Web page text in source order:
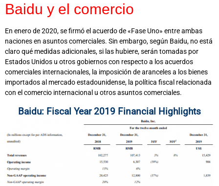
Baidu y el comercio
En enero de 2020, se firmó el acuerdo de «Fase Uno» entre ambas
naciones en asuntos comerciales. Sin embargo, según Baidu, no está
claro qué medidas adicionales, si las hubiere, serán tomadas por
Estados Unidos u otros gobiernos con respecto a los acuerdos
comerciales internacionales, la imposición de aranceles a los bienes
importados al mercado estadounidense, la política fiscal relacionada
con el comercio internacional u otros asuntos comerciales.
Baidu: Fiscal Year 2019 Financial Highlights